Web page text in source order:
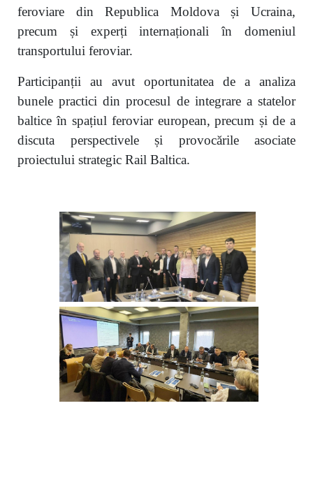
feroviare din Republica Moldova și Ucraina,
precum și experți internaționali în domeniul
transportului feroviar.
Participanții au avut oportunitatea de a analiza
bunele practici din procesul de integrare a statelor
baltice în spațiul feroviar european, precum și de a
discuta perspectivele și provocările asociate
proiectului strategic Rail Baltica.